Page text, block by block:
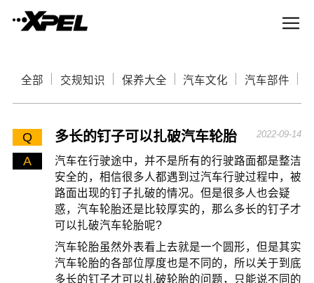
全部 交规知识 保养大全 汽车文化 汽车部件
Q 多长的钉子可以扎破汽车轮胎 2022-09-14
A
汽车在行驶途中，并不是所有的行驶路面都是整洁
安全的，相信很多人都遇到过汽车行驶过程中，被
路面出现的钉子扎破的情况。但是很多人也会疑
惑，汽车轮胎还是比较厚实的，那么多长的钉子才
可以扎破汽车轮胎呢?
汽车轮胎虽然外表看上去就是一个圆形，但是其实
汽车轮胎的各部位厚度也是不同的，所以关于到底
多长的钉子才可以扎破轮胎的问题，只能说不同的